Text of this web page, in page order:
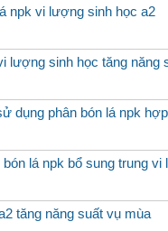
npk vi lượng sinh học a2
lượng sinh học tăng năng
dụng phân bón lá npk
lá npk bổ sung trung vi
tăng năng suất vụ mùa